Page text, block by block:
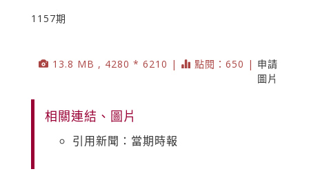
1157期
13.8 MB , 4280 * 6210 | 點閱：650 | 申請
圖片
相關連結、圖片
引用新聞：當期時報